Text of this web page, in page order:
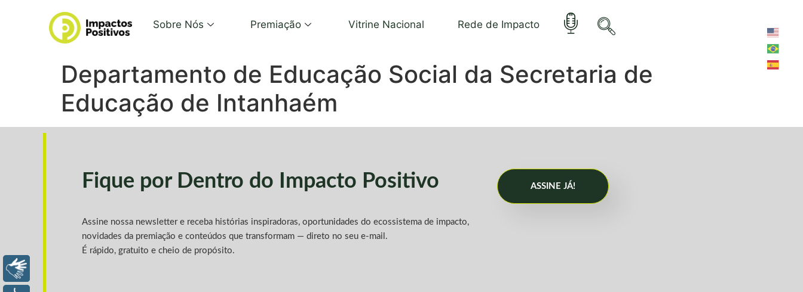
Sobre Nós Premiação Vitrine Nacional Rede de Impacto
Departamento de Educação Social da Secretaria de
Educação de Intanhaém
Fique por Dentro do Impacto Positivo
Assine nossa newsletter e receba histórias inspiradoras, oportunidades do ecossistema de impacto,
novidades da premiação e conteúdos que transformam — direto no seu e-mail.
É rápido, gratuito e cheio de propósito.
ASSINE JÁ!